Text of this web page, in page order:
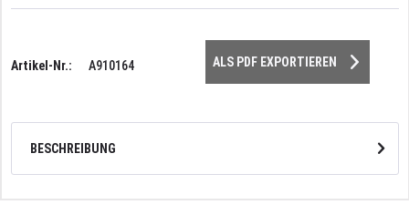
Artikel-Nr.: A910164 ALS PDF EXPORTIEREN
BESCHREIBUNG